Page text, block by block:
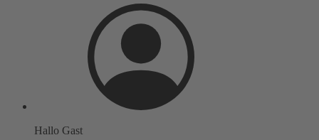
Hallo Gast